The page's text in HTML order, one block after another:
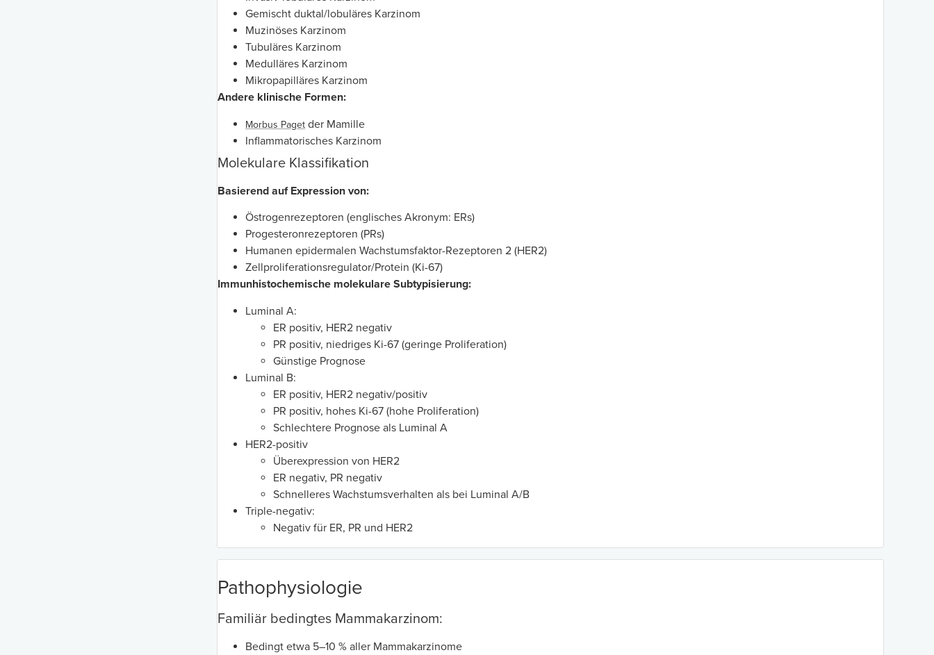
Gemischt duktal/lobuläres Karzinom
Muzinöses Karzinom
Tubuläres Karzinom
Medulläres Karzinom
Mikropapilläres Karzinom
Andere klinische Formen:
Morbus Paget der Mamille
Inflammatorisches Karzinom
Molekulare Klassifikation
Basierend auf Expression von:
Östrogenrezeptoren (englisches Akronym: ERs)
Progesteronrezeptoren (PRs)
Humanen epidermalen Wachstumsfaktor-Rezeptoren 2 (HER2)
Zellproliferationsregulator/Protein (Ki-67)
Immunhistochemische molekulare Subtypisierung:
Luminal A:
ER positiv, HER2 negativ
PR positiv, niedriges Ki-67 (geringe Proliferation)
Günstige Prognose
Luminal B:
ER positiv, HER2 negativ/positiv
PR positiv, hohes Ki-67 (hohe Proliferation)
Schlechtere Prognose als Luminal A
HER2-positiv
Überexpression von HER2
ER negativ, PR negativ
Schnelleres Wachstumsverhalten als bei Luminal A/B
Triple-negativ:
Negativ für ER, PR und HER2
Pathophysiologie
Familiär bedingtes Mammakarzinom:
Bedingt etwa 5–10 % aller Mammakarzinome